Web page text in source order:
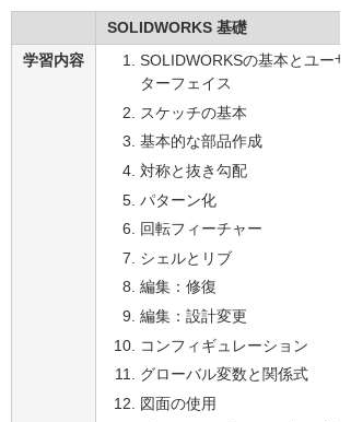
SOLIDWORKS 基礎
学習内容
SOLIDWORKSの基本とユーザ
ターフェイス
スケッチの基本
基本的な部品作成
対称と抜き勾配
パターン化
回転フィーチャー
シェルとリブ
編集：修復
編集：設計変更
コンフィギュレーション
グローバル変数と関係式
図面の使用